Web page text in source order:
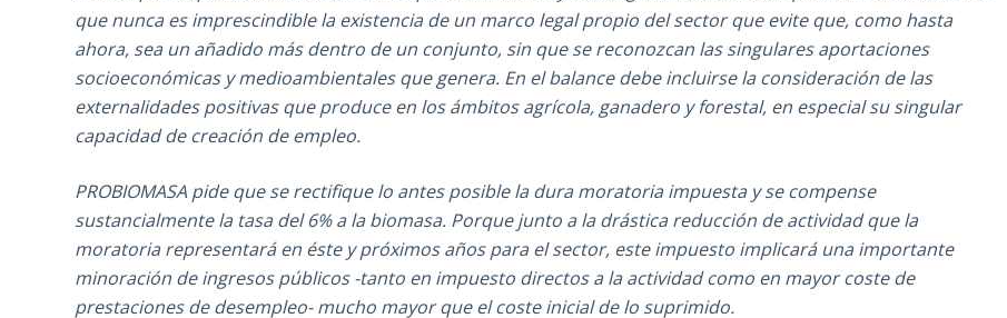
que nunca es imprescindible la existencia de un marco legal propio del sector que evite que, como hasta
ahora, sea un añadido más dentro de un conjunto, sin que se reconozcan las singulares aportaciones
socioeconómicas y medioambientales que genera. En el balance debe incluirse la consideración de las
externalidades positivas que produce en los ámbitos agrícola, ganadero y forestal, en especial su singular
capacidad de creación de empleo.
PROBIOMASA pide que se rectifique lo antes posible la dura moratoria impuesta y se compense
sustancialmente la tasa del 6% a la biomasa. Porque junto a la drástica reducción de actividad que la
moratoria representará en éste y próximos años para el sector, este impuesto implicará una importante
minoración de ingresos públicos -tanto en impuesto directos a la actividad como en mayor coste de
prestaciones de desempleo- mucho mayor que el coste inicial de lo suprimido.